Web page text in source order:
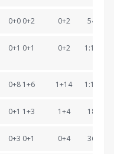
0+0 0+2 0+2 54:08.1
0+1 0+1 0+2 1:12:35.2
0+8 1+6 1+14 1:12:35.7
0+1 1+3 1+4 18:02.8
0+3 0+1 0+4 36:50.4